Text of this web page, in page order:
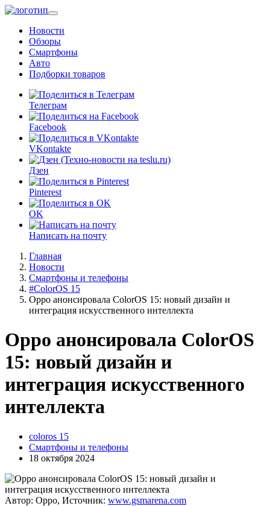
Перейти
основному
содержанию
Новости
Обзоры
Смартфоны
Авто
Подборки товаров
Телеграм
Facebook
VKontakte
Дзен
Pinterest
OK
Написать на почту
Главная
Новости
Смартфоны и телефоны
#ColorOS 15
Oppo анонсировала ColorOS 15: новый дизайн и
интеграция искусственного интеллекта
Oppo анонсировала ColorOS
15: новый дизайн и
интеграция искусственного
интеллекта
coloros 15
Смартфоны и телефоны
18 октября 2024
Автор: Oppo, Источник: www.gsmarena.com